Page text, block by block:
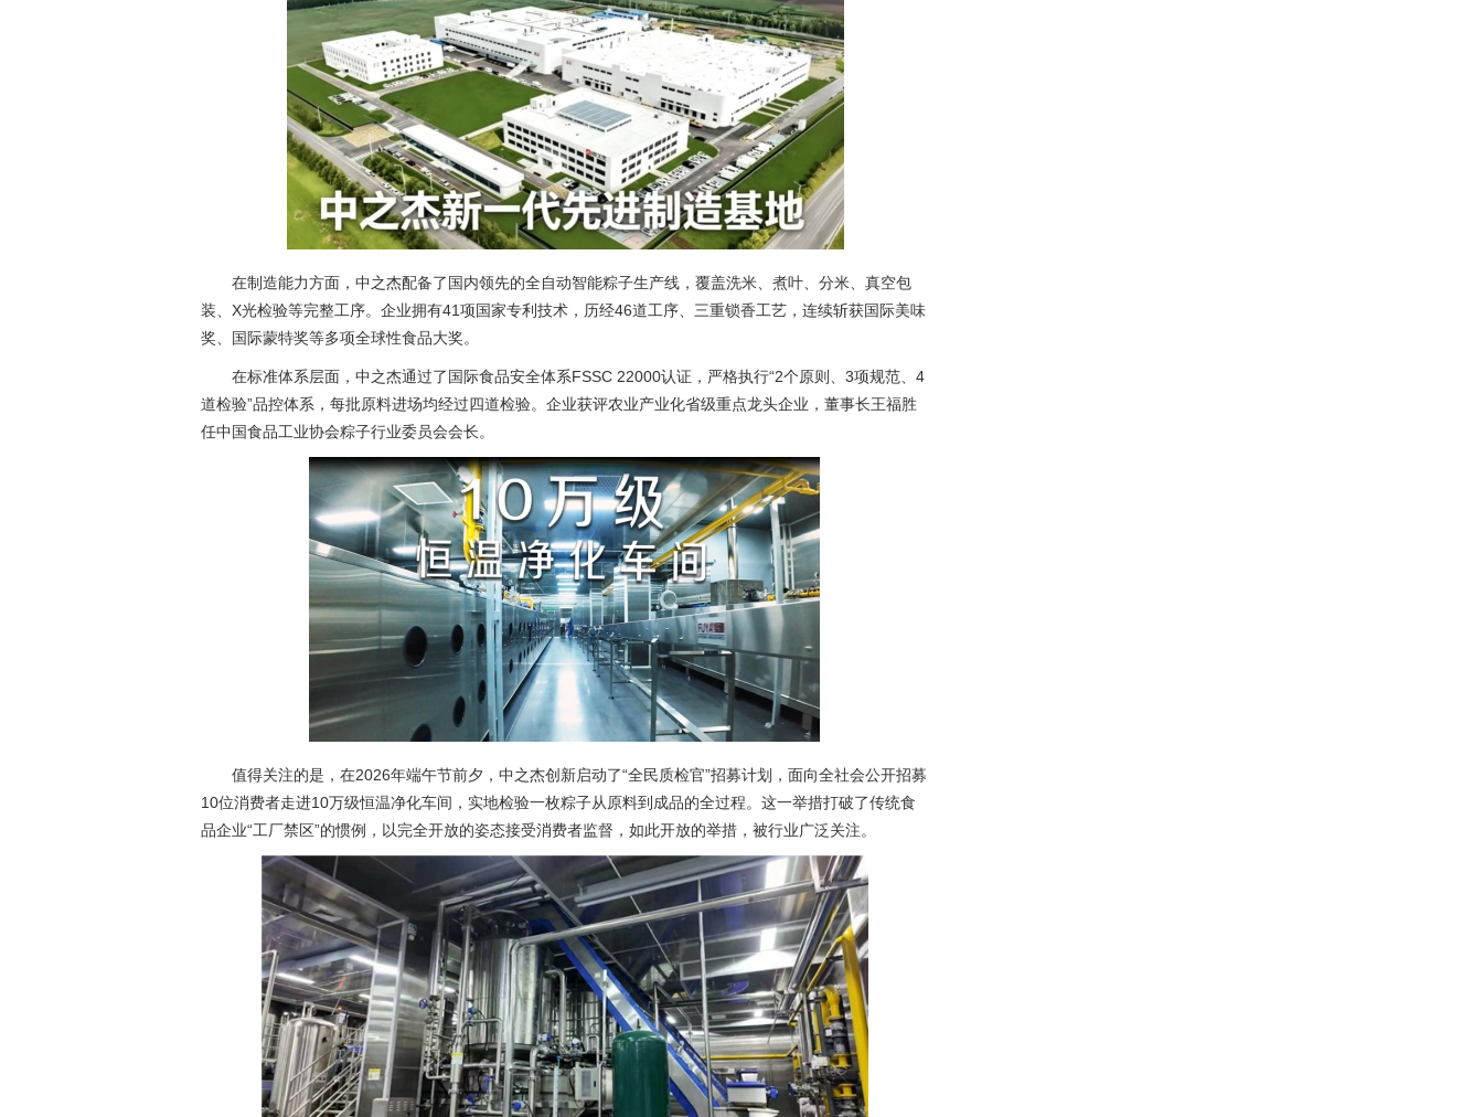
在制造能力方面，中之杰配备了国内领先的全自动智能粽子生产线，覆盖洗米、煮叶、分米、真空包
装、X光检验等完整工序。企业拥有41项国家专利技术，历经46道工序、三重锁香工艺，连续斩获国际美味
奖、国际蒙特奖等多项全球性食品大奖。
在标准体系层面，中之杰通过了国际食品安全体系FSSC 22000认证，严格执行“2个原则、3项规范、4
道检验”品控体系，每批原料进场均经过四道检验。企业获评农业产业化省级重点龙头企业，董事长王福胜
任中国食品工业协会粽子行业委员会会长。
值得关注的是，在2026年端午节前夕，中之杰创新启动了“全民质检官”招募计划，面向全社会公开招募
10位消费者走进10万级恒温净化车间，实地检验一枚粽子从原料到成品的全过程。这一举措打破了传统食
品企业“工厂禁区”的惯例，以完全开放的姿态接受消费者监督，如此开放的举措，被行业广泛关注。